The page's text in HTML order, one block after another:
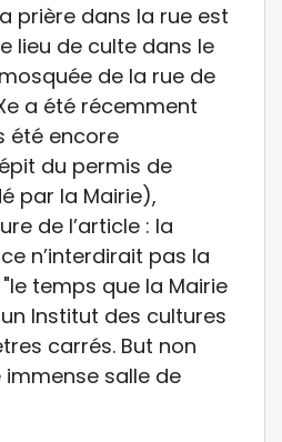
prière dans la rue est
lieu de culte dans le
de la rue de
a été récemment
été encore
du permis de
par la Mairie),
de l’article : la
n’interdirait pas la
temps que la Mairie
Institut des cultures
carrés. But non
salle de